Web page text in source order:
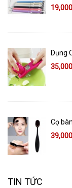
Dụng
Cọ
TIN TỨC